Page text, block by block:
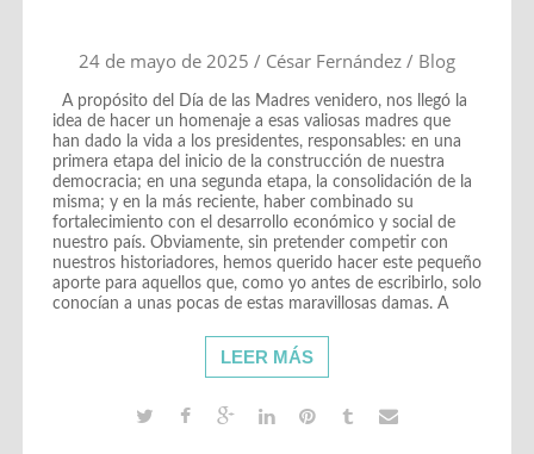
24 de mayo de 2025 / César Fernández/ Blog
A propósito del Día de las Madres venidero, nos llegó la
idea de hacer un homenaje a esas valiosas madres que
han dado la vida a los presidentes, responsables: en una
primera etapa del inicio de la construcción de nuestra
democracia; en una segunda etapa, la consolidación de la
misma; y en la más reciente, haber combinado su
fortalecimiento con el desarrollo económico y social de
nuestro país. Obviamente, sin pretender competir con
nuestros historiadores, hemos querido hacer este pequeño
aporte para aquellos que, como yo antes de escribirlo, solo
conocían a unas pocas de estas maravillosas damas. A
LEER MÁS